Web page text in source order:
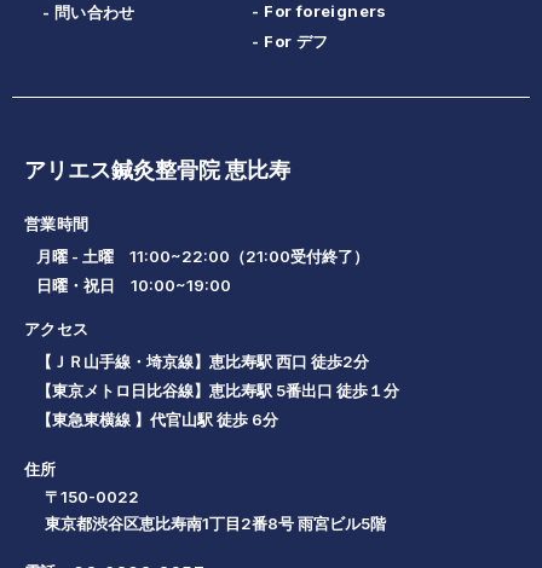
- 問い合わせ
- For foreigners
- For デフ
アリエス鍼灸整骨院 恵比寿
営業時間
月曜 - 土曜 11:00~22:00（21:00受付終了）
日曜・祝日 10:00~19:00
アクセス
【ＪＲ山手線・埼京線】恵比寿駅 西口 徒歩2分
【東京メトロ日比谷線】恵比寿駅 5番出口 徒歩１分
【東急東横線 】代官山駅 徒歩 6分
住所
〒150-0022
東京都渋谷区恵比寿南1丁目2番8号 雨宮ビル5階